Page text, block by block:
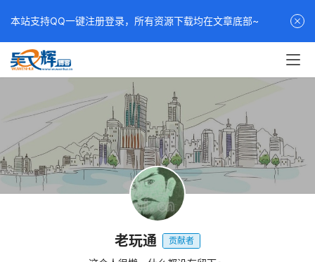
老玩通 贡献者
本站支持QQ一键注册登录，所有资源下载均在文章底部~